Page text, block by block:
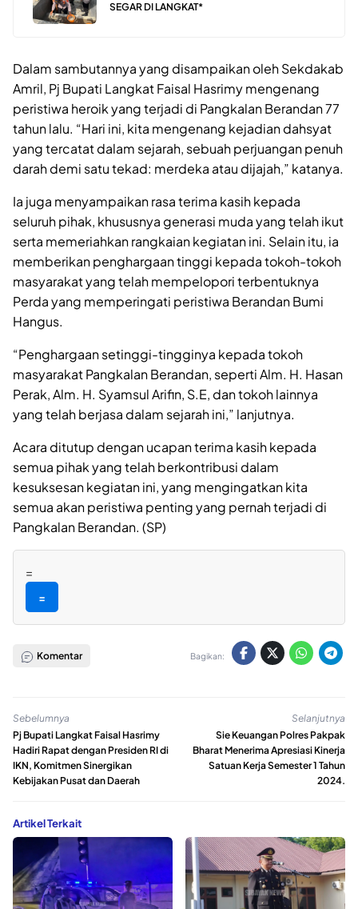
SEGAR DI LANGKAT*
Dalam sambutannya yang disampaikan oleh Sekdakab
Amril, Pj Bupati Langkat Faisal Hasrimy mengenang
peristiwa heroik yang terjadi di Pangkalan Berandan 77
tahun lalu. “Hari ini, kita mengenang kejadian dahsyat
yang tercatat dalam sejarah, sebuah perjuangan penuh
darah demi satu tekad: merdeka atau dijajah,” katanya.
Ia juga menyampaikan rasa terima kasih kepada
seluruh pihak, khususnya generasi muda yang telah ikut
serta memeriahkan rangkaian kegiatan ini. Selain itu, ia
memberikan penghargaan tinggi kepada tokoh-tokoh
masyarakat yang telah mempelopori terbentuknya
Perda yang memperingati peristiwa Berandan Bumi
Hangus.
“Penghargaan setinggi-tingginya kepada tokoh
masyarakat Pangkalan Berandan, seperti Alm. H. Hasan
Perak, Alm. H. Syamsul Arifin, S.E, dan tokoh lainnya
yang telah berjasa dalam sejarah ini,” lanjutnya.
Acara ditutup dengan ucapan terima kasih kepada
semua pihak yang telah berkontribusi dalam
kesuksesan kegiatan ini, yang mengingatkan kita
semua akan peristiwa penting yang pernah terjadi di
Pangkalan Berandan. (SP)
=
=
Komentar Bagikan:
Sebelumnya
Pj Bupati Langkat Faisal Hasrimy
Hadiri Rapat dengan Presiden RI di
IKN, Komitmen Sinergikan
Kebijakan Pusat dan Daerah
Selanjutnya
Sie Keuangan Polres Pakpak
Bharat Menerima Apresiasi Kinerja
Satuan Kerja Semester 1 Tahun
2024.
Artikel Terkait